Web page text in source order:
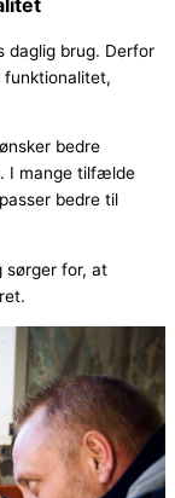
daglig brug. Derfor
funktionalitet,
bedre
I mange tilfælde
bedre til
sørger for, at